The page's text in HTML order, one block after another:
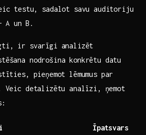
testu, sadalot savu auditoriju
A⁣ un ⁣B.
‌ir svarīgi analizēt
‍nodrošina konkrētu datu
pieņemot ‍lēmumus par
Veic detalizētu analīzi, ņemot
Īpatsvars